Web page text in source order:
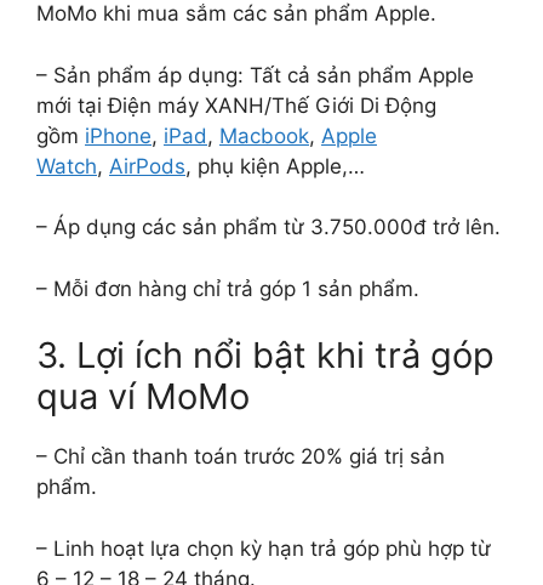
MoMo khi mua sắm các sản phẩm Apple.
– Sản phẩm áp dụng: Tất cả sản phẩm Apple
mới tại Điện máy XANH/Thế Giới Di Động
gồm iPhone, iPad, Macbook, Apple
Watch, AirPods, phụ kiện Apple,…
– Áp dụng các sản phẩm từ 3.750.000đ trở lên.
– Mỗi đơn hàng chỉ trả góp 1 sản phẩm.
3. Lợi ích nổi bật khi trả góp
qua ví MoMo
– Chỉ cần thanh toán trước 20% giá trị sản
phẩm.
– Linh hoạt lựa chọn kỳ hạn trả góp phù hợp từ
6 – 12 – 18 – 24 tháng.